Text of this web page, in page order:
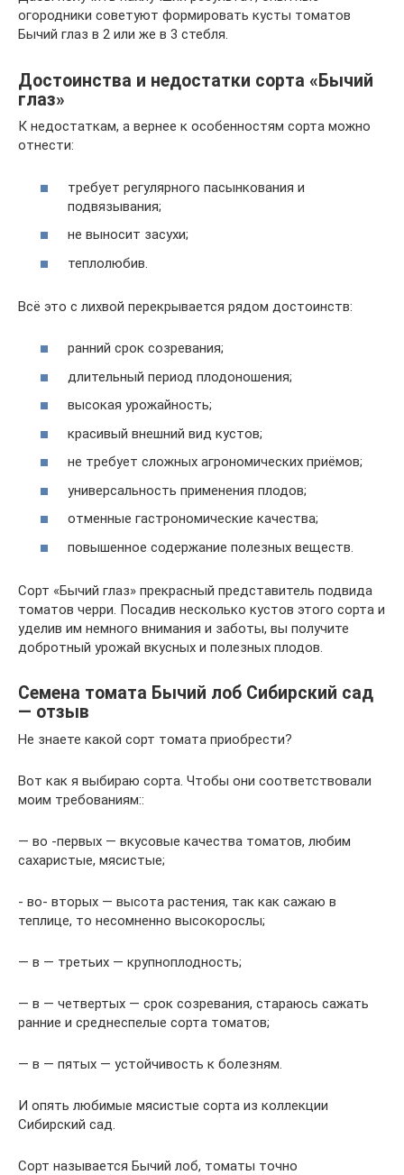
огородники советуют формировать кусты томатов
Бычий глаз в 2 или же в 3 стебля.
Достоинства и недостатки сорта «Бычий
глаз»
К недостаткам, а вернее к особенностям сорта можно
отнести:
требует регулярного пасынкования и
подвязывания;
не выносит засухи;
теплолюбив.
Всё это с лихвой перекрывается рядом достоинств:
ранний срок созревания;
длительный период плодоношения;
высокая урожайность;
красивый внешний вид кустов;
не требует сложных агрономических приёмов;
универсальность применения плодов;
отменные гастрономические качества;
повышенное содержание полезных веществ.
Сорт «Бычий глаз» прекрасный представитель подвида
томатов черри. Посадив несколько кустов этого сорта и
уделив им немного внимания и заботы, вы получите
добротный урожай вкусных и полезных плодов.
Семена томата Бычий лоб Сибирский сад
— отзыв
Не знаете какой сорт томата приобрести?
Вот как я выбираю сорта. Чтобы они соответствовали
моим требованиям::
— во -первых — вкусовые качества томатов, любим
сахаристые, мясистые;
​- во- вторых — высота растения, так как сажаю в
теплице, то несомненно высокорослы;
— в — третьих — крупноплодность;
— в — четвертых — срок созревания, стараюсь сажать
ранние и среднеспелые сорта томатов;
— в — пятых — устойчивость к болезням.
И опять любимые мясистые сорта из коллекции
Сибирский сад.
Сорт называется Бычий лоб, томаты точно